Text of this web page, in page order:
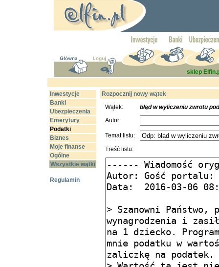
sklep
Inwestycje
Banki
Ubezpieczenia
Emerytury
Podatki
Biznes
Moje finanse
Ogólne
Wszystkie wątki
Regulamin
Rozpocznij nowy wątek
Wątek:
błąd w wyliczeniu zwrotu
Autor:
Temat listu:
Treść listu: